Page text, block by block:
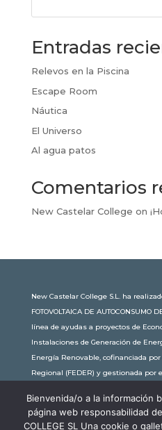
Entradas
Relevos en la Piscina
Escape Room
Náutica
El Universo
Al agua patos
Comentarios
New Castelar College on
New Castelar College S.L. ha
FOTOVOLTAICA DE AUTOCONSUMO
línea de ayudas a proyectos de
Instalaciones de Generación de
Energía Renovable, cofinanciada
Regional (FEDER) y gestionada por
subvención de 30.245,63€. Con una
comunidad educativa de New
Bienvenida/o a la información
página web responsabilidad
COLLEGE SL Una cookie o